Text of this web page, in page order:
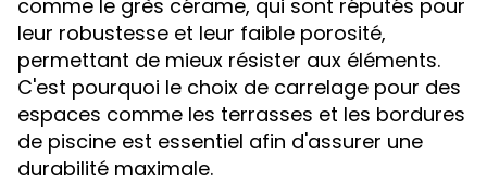
comme le grès cérame, qui sont réputés pour
leur robustesse et leur faible porosité,
permettant de mieux résister aux éléments.
C'est pourquoi le choix de carrelage pour des
espaces comme les terrasses et les bordures
de piscine est essentiel afin d'assurer une
durabilité maximale.